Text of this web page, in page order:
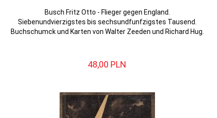
Busch Fritz Otto - Flieger gegen England.
Siebenundvierzigstes bis sechsundfunfzigstes Tausend.
Buchschumck und Karten von Walter Zeeden und Richard Hug.
48,00 PLN